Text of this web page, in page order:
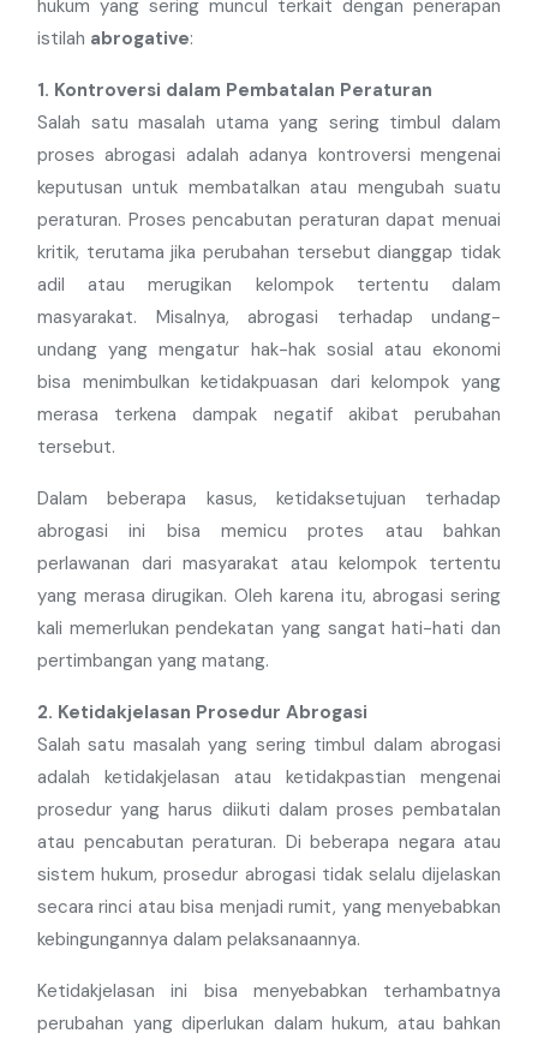
hukum yang sering muncul terkait dengan penerapan
istilah abrogative:
1. Kontroversi dalam Pembatalan Peraturan
Salah satu masalah utama yang sering timbul dalam
proses abrogasi adalah adanya kontroversi mengenai
keputusan untuk membatalkan atau mengubah suatu
peraturan. Proses pencabutan peraturan dapat menuai
kritik, terutama jika perubahan tersebut dianggap tidak
adil atau merugikan kelompok tertentu dalam
masyarakat. Misalnya, abrogasi terhadap undang-
undang yang mengatur hak-hak sosial atau ekonomi
bisa menimbulkan ketidakpuasan dari kelompok yang
merasa terkena dampak negatif akibat perubahan
tersebut.
Dalam beberapa kasus, ketidaksetujuan terhadap
abrogasi ini bisa memicu protes atau bahkan
perlawanan dari masyarakat atau kelompok tertentu
yang merasa dirugikan. Oleh karena itu, abrogasi sering
kali memerlukan pendekatan yang sangat hati-hati dan
pertimbangan yang matang.
2. Ketidakjelasan Prosedur Abrogasi
Salah satu masalah yang sering timbul dalam abrogasi
adalah ketidakjelasan atau ketidakpastian mengenai
prosedur yang harus diikuti dalam proses pembatalan
atau pencabutan peraturan. Di beberapa negara atau
sistem hukum, prosedur abrogasi tidak selalu dijelaskan
secara rinci atau bisa menjadi rumit, yang menyebabkan
kebingungannya dalam pelaksanaannya.
Ketidakjelasan ini bisa menyebabkan terhambatnya
perubahan yang diperlukan dalam hukum, atau bahkan